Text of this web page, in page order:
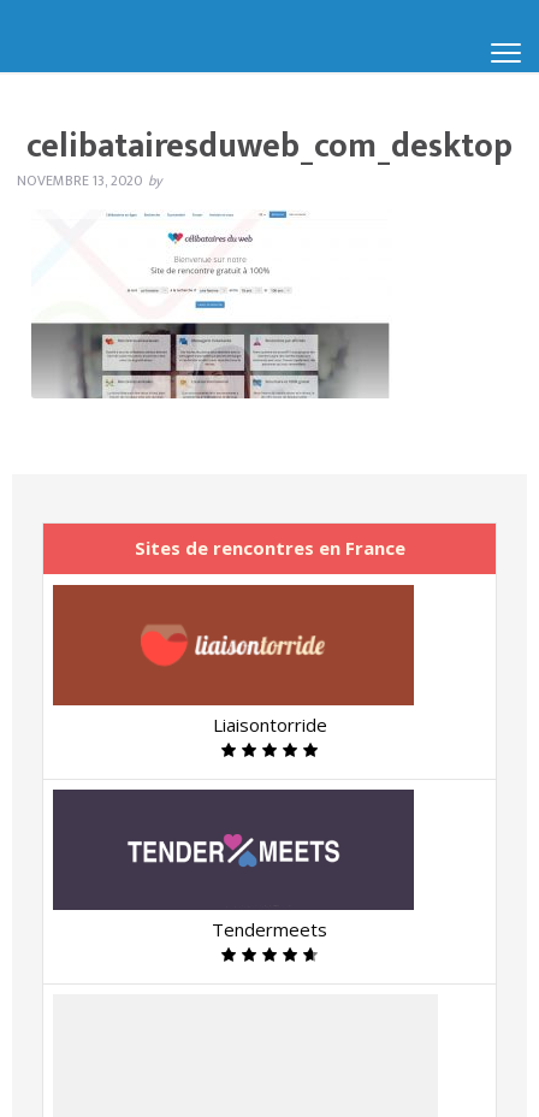
celibatairesduweb_com_desktop
NOVEMBRE 13, 2020 by
Sites de rencontres en France
Liaisontorride
Tendermeets